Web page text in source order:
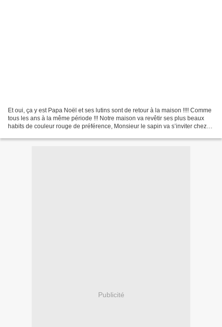
Et oui, ça y est Papa Noël et ses lutins sont de retour à la maison !!!! Comme
tous les ans à la même période !!! Notre maison va revêtir ses plus beaux
habits de couleur rouge de préférence, Monsieur le sapin va s’inviter chez
Publicité